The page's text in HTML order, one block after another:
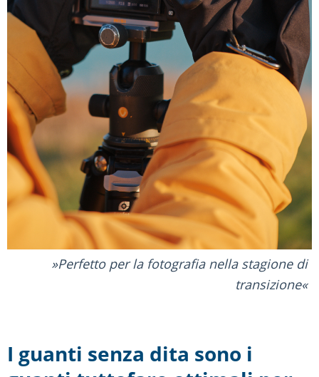
Perfetto per la fotografia nella stagione di
transizione
I guanti senza dita sono i